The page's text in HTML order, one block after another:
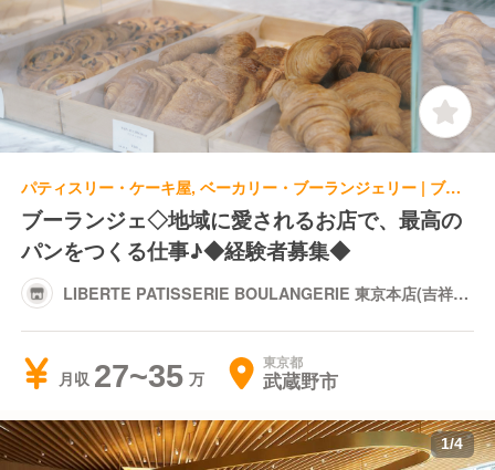
パティスリー・ケーキ屋, ベーカリー・ブーランジェリー | ブーランジェ・ベーカー | LIBERTE PATISSERIE BOULANGERIE 東京本店(吉祥寺)
ブーランジェ◇地域に愛されるお店で、最高の
パンをつくる仕事♪◆経験者募集◆
LIBERTE PATISSERIE BOULANGERIE 東京本店(吉祥
月収 27~35 東京都
武蔵野市
1/4